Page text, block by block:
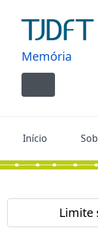
Memória
Toggle
Início
Limite